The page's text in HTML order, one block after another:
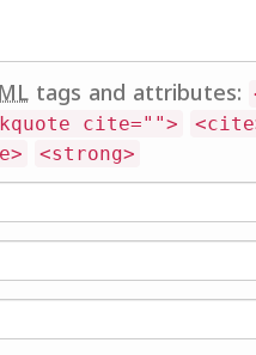
tags and attributes:
cite="">
<strong>